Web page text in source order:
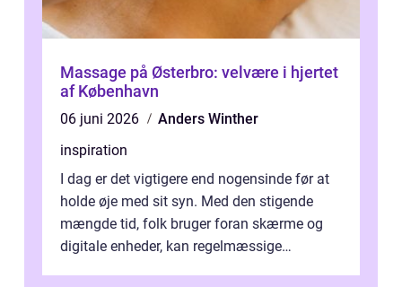
Massage på Østerbro: velvære i hjertet
af København
06 juni 2026
Anders Winther
inspiration
I dag er det vigtigere end nogensinde før at
holde øje med sit syn. Med den stigende
mængde tid, folk bruger foran skærme og
digitale enheder, kan regelmæssige